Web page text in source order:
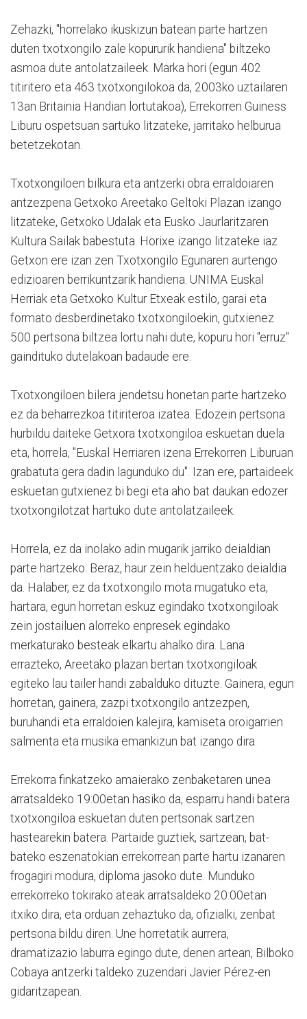
Zehazki, "horrelako ikuskizun batean parte hartzen
duten txotxongilo zale kopururik handiena" biltzeko
asmoa dute antolatzaileek. Marka hori (egun 402
titiritero eta 463 txotxongilokoa da, 2003ko uztailaren
13an Britainia Handian lortutakoa), Errekorren Guiness
Liburu ospetsuan sartuko litzateke, jarritako helburua
betetzekotan.
Txotxongiloen bilkura eta antzerki obra erraldoiaren
antzezpena Getxoko Areetako Geltoki Plazan izango
litzateke, Getxoko Udalak eta Eusko Jaurlaritzaren
Kultura Sailak babestuta. Horixe izango litzateke iaz
Getxon ere izan zen Txotxongilo Egunaren aurtengo
edizioaren berrikuntzarik handiena. UNIMA Euskal
Herriak eta Getxoko Kultur Etxeak estilo, garai eta
formato desberdinetako txotxongiloekin, gutxienez
500 pertsona biltzea lortu nahi dute, kopuru hori "erruz"
gaindituko dutelakoan badaude ere.
Txotxongiloen bilera jendetsu honetan parte hartzeko
ez da beharrezkoa titiriteroa izatea. Edozein pertsona
hurbildu daiteke Getxora txotxongiloa eskuetan duela
eta, horrela, "Euskal Herriaren izena Errekorren Liburuan
grabatuta gera dadin lagunduko du". Izan ere, partaideek
eskuetan gutxienez bi begi eta aho bat daukan edozer
txotxongilotzat hartuko dute antolatzaileek.
Horrela, ez da inolako adin mugarik jarriko deialdian
parte hartzeko. Beraz, haur zein helduentzako deialdia
da. Halaber, ez da txotxongilo mota mugatuko eta,
hartara, egun horretan eskuz egindako txotxongiloak
zein jostailuen alorreko enpresek egindako
merkaturako besteak elkartu ahalko dira. Lana
errazteko, Areetako plazan bertan txotxongiloak
egiteko lau tailer handi zabalduko dituzte. Gainera, egun
horretan, gainera, zazpi txotxongilo antzezpen,
buruhandi eta erraldoien kalejira, kamiseta oroigarrien
salmenta eta musika emankizun bat izango dira.
Errekorra finkatzeko amaierako zenbaketaren unea
arratsaldeko 19:00etan hasiko da, esparru handi batera
txotxongiloa eskuetan duten pertsonak sartzen
hastearekin batera. Partaide guztiek, sartzean, bat-
bateko eszenatokian errekorrean parte hartu izanaren
frogagiri modura, diploma jasoko dute. Munduko
errekorreko tokirako ateak arratsaldeko 20:00etan
itxiko dira, eta orduan zehaztuko da, ofizialki, zenbat
pertsona bildu diren. Une horretatik aurrera,
dramatizazio laburra egingo dute, denen artean, Bilboko
Cobaya antzerki taldeko zuzendari Javier Pérez-en
gidaritzapean.